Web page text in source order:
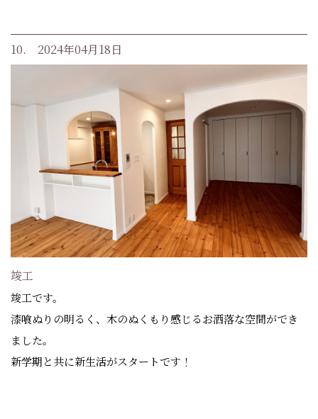
10. 2024年04月18日
竣工
竣工です。
漆喰ぬりの明るく、木のぬくもり感じるお洒落な空間ができ
ました。
新学期と共に新生活がスタートです！